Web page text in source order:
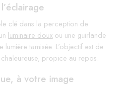
clé dans la perception de
luminaire doux ou une guirlande
lumière tamisée. L’objectif est de
propice au repos.
à votre image